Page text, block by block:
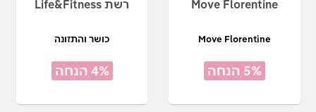
Move Florentine
Move Florentine
5% הנחה
רשת Life&Fitness
כושר והתזונה
4% הנחה